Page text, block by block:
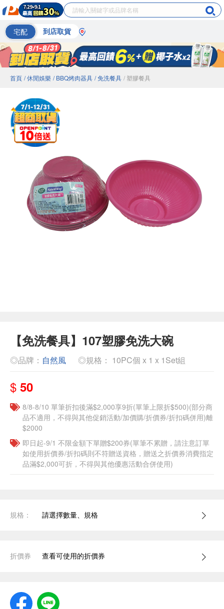
宅配 到店取貨
首頁 / 休閒娛樂 / BBQ烤肉器具 / 免洗餐具 / 塑膠餐具
【免洗餐具】107塑膠免洗大碗
◎品牌： 自然風 ◎規格： 10PC個 x 1 x 1Set組
$ 50
8/8-8/10 單筆折扣後滿$2,000享9折(單筆上限折$500)(部分商
品不適用，不得與其他促銷活動/加價購/折價券/折扣碼併用)離
$2000
即日起-9/1 不限金額下單贈$200券(單筆不累贈，請注意訂單
如使用折價券/折扣碼則不符贈送資格，贈送之折價券消費指定
品滿$2,000可折，不得與其他優惠活動合併使用)
規格： 請選擇數量、規格
折價券 查看可使用的折價券